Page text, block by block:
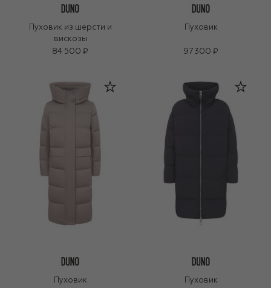
Пуховик из шерсти и
вискозы
84 500 ₽
Пуховик
97 300 ₽
Пуховик Пуховик